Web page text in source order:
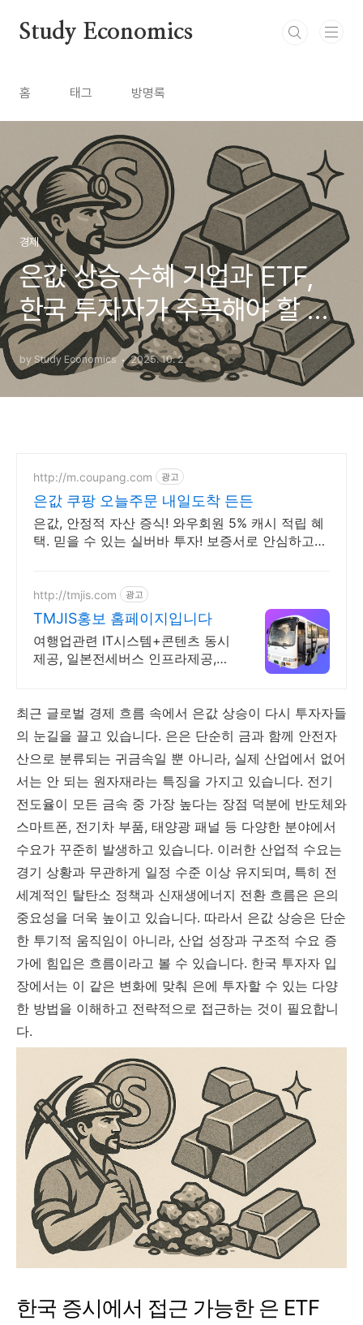
Study Economics
홈 태그 방명록
경제
은값 상승 수혜 기업과 ETF,
한국 투자자가 주목해야 할 종
목
by Study Economics 2025. 10. 2.
http://m.coupang.com 광고
은값 쿠팡 오늘주문 내일도착 든든
은값, 안정적 자산 증식! 와우회원 5% 캐시 적립 혜
택. 믿을 수 있는 실버바 투자! 보증서로 안심하고
http://tmjis.com 광고
TMJIS홍보 홈페이지입니다
여행업관련 IT시스템+콘텐츠 동시
제공, 일본전세버스 인프라제공,
최근 글로벌 경제 흐름 속에서 은값 상승이 다시 투자자들
의 눈길을 끌고 있습니다. 은은 단순히 금과 함께 안전자
산으로 분류되는 귀금속일 뿐 아니라, 실제 산업에서 없어
서는 안 되는 원자재라는 특징을 가지고 있습니다. 전기
전도율이 모든 금속 중 가장 높다는 장점 덕분에 반도체와
스마트폰, 전기차 부품, 태양광 패널 등 다양한 분야에서
수요가 꾸준히 발생하고 있습니다. 이러한 산업적 수요는
경기 상황과 무관하게 일정 수준 이상 유지되며, 특히 전
세계적인 탈탄소 정책과 신재생에너지 전환 흐름은 은의
중요성을 더욱 높이고 있습니다. 따라서 은값 상승은 단순
한 투기적 움직임이 아니라, 산업 성장과 구조적 수요 증
가에 힘입은 흐름이라고 볼 수 있습니다. 한국 투자자 입
장에서는 이 같은 변화에 맞춰 은에 투자할 수 있는 다양
한 방법을 이해하고 전략적으로 접근하는 것이 필요합니
다.
한국 증시에서 접근 가능한 은 ETF